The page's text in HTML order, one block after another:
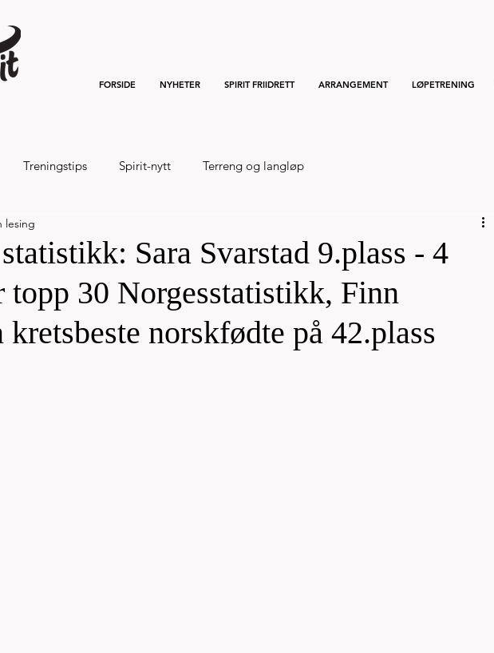
FORSIDE NYHETER SPIRIT FRIIDRETT ARRANGEMENT LØPETRENING
Treningstips Spirit-nytt Terreng og langløp
og 7km 20
Sara Svarstad 9.plass - 4
topp 30 Norgesstatistikk, Finn
kretsbeste norskfødte på 42.plass
lesing